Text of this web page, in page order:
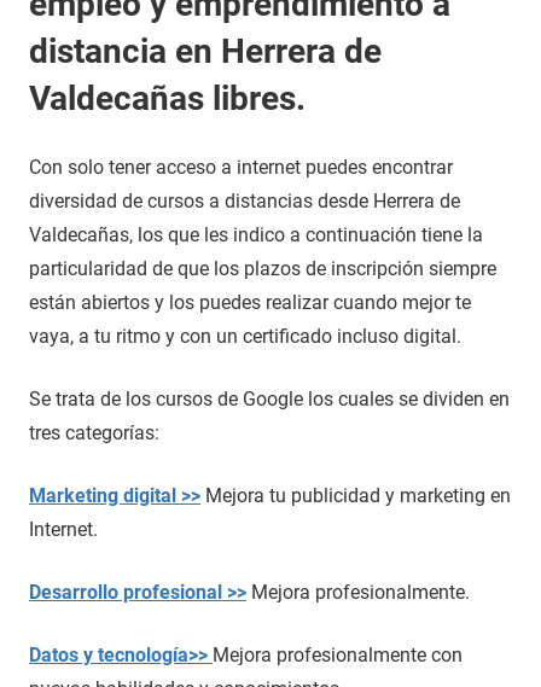
distancia en Herrera de
Valdecañas libres.
Con solo tener acceso a internet puedes encontrar
diversidad de cursos a distancias desde Herrera de
Valdecañas, los que les indico a continuación tiene la
particularidad de que los plazos de inscripción siempre
están abiertos y los puedes realizar cuando mejor te
vaya, a tu ritmo y con un certificado incluso digital.
Se trata de los cursos de Google los cuales se dividen en
tres categorías:
Marketing digital >> Mejora tu publicidad y marketing en
Internet.
Desarrollo profesional >> Mejora profesionalmente.
Datos y tecnología>> Mejora profesionalmente con